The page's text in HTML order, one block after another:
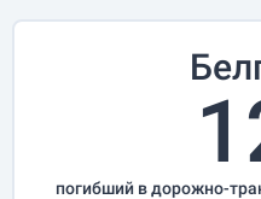
погибший в дорожно-